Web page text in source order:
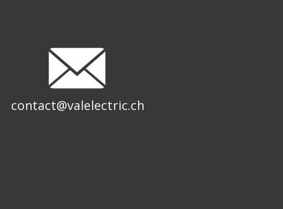
contact@valelectric.ch